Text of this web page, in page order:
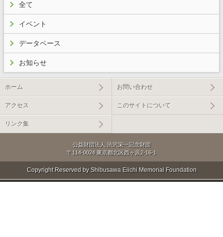
全て
イベント
データベース
お知らせ
ホーム お問い合わせ
アクセス このサイトについて
リンク集
公益財団法人 渋沢栄一記念財団
〒114-0024 東京都北区西ヶ原2-16-1
Copyright Reserved by Shibusawa Eiichi Memorial Foundation